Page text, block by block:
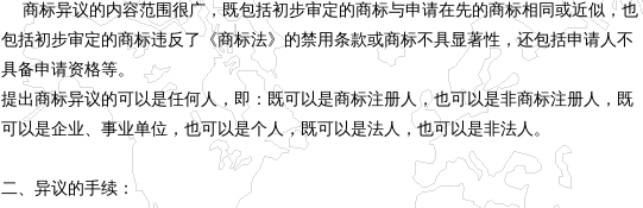
商标异议的内容范围很广，既包括初步审定的商标与申请在先的商标相同或近似，也
包括初步审定的商标违反了《商标法》的禁用条款或商标不具显著性，还包括申请人不
具备申请资格等。
提出商标异议的可以是任何人，即：既可以是商标注册人，也可以是非商标注册人，既
可以是企业、事业单位，也可以是个人，既可以是法人，也可以是非法人。
二、异议的手续：